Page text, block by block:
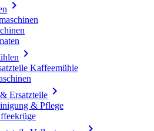


Kaffeemühle
Ersatzteile 
& Pflege